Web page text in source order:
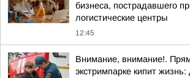
бизнеса, пострадавшего
логистические центры
12:45
Внимание, внимание!.
экстримпарке кипит жизнь: